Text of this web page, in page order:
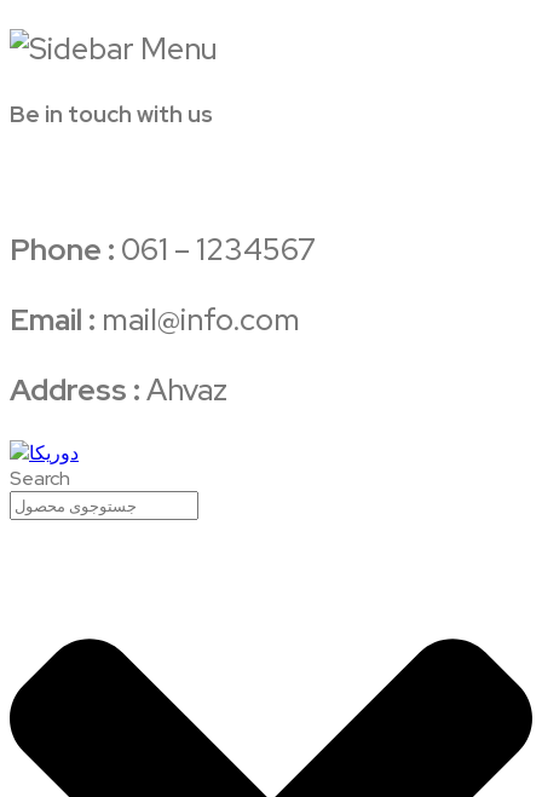
Be in touch with us
Phone : 061 – 1234567
Email : mail@info.com
Address :Ahvaz
Search